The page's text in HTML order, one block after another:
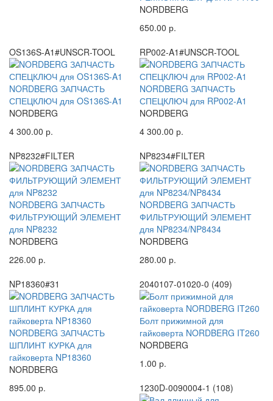
NORDBERG
650.00 р.
OS136S-A1#UNSCR-TOOL
NORDBERG ЗАПЧАСТЬ
СПЕЦКЛЮЧ для OS136S-A1
NORDBERG
4 300.00 р.
RP002-A1#UNSCR-TOOL
NORDBERG ЗАПЧАСТЬ
СПЕЦКЛЮЧ для RP002-A1
NORDBERG
4 300.00 р.
NP8232#FILTER
NORDBERG ЗАПЧАСТЬ
ФИЛЬТРУЮЩИЙ ЭЛЕМЕНТ
для NP8232
NORDBERG
226.00 р.
NP8234#FILTER
NORDBERG ЗАПЧАСТЬ
ФИЛЬТРУЮЩИЙ ЭЛЕМЕНТ
для NP8234/NP8434
NORDBERG
280.00 р.
NP18360#31
NORDBERG ЗАПЧАСТЬ
ШПЛИНТ КУРКА для
гайковерта NP18360
NORDBERG
895.00 р.
2040107-01020-0 (409)
Болт прижимной для
гайковерта NORDBERG IT260
NORDBERG
1.00 р.
1230D-0090004-1 (108)